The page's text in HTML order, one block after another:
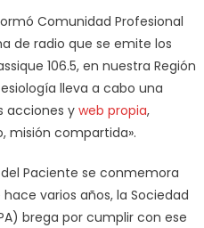
Comunidad Profesional
de radio que se emite los
106.5, en nuestra Región
lleva a cabo una
acciones y web propia,
misión compartida».
Paciente se conmemora
varios años, la Sociedad
brega por cumplir con ese